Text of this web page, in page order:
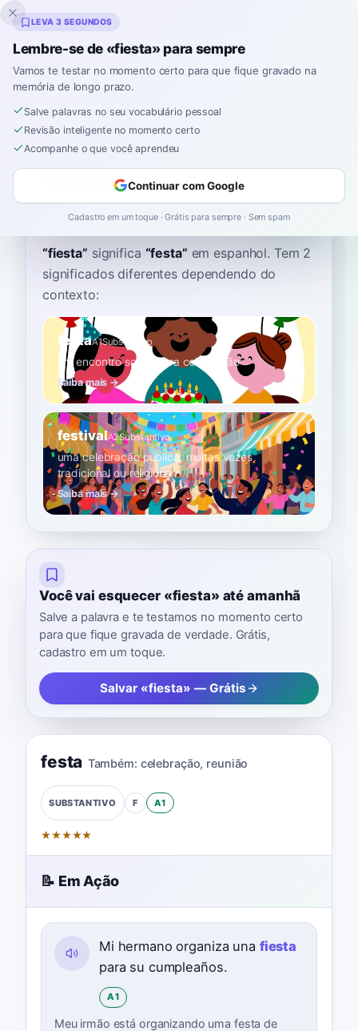
Inklingo
Início›Espanhol›Dicionário›fiesta
fiesta
fyes-tah ˈfjesta
“fiesta” significa “festa” em espanhol. Tem 2
significados diferentes dependendo do
contexto:
festaA1Substantivo
um encontro social para celebração
Saiba mais →
festivalA2Substantivo
uma celebração pública, muitas vezes
tradicional ou religiosa
Saiba mais →
Você vai esquecer «fiesta» até amanhã
Salve a palavra e te testamos no momento certo
para que fique gravada de verdade. Grátis,
cadastro em um toque.
Salvar «fiesta» — Grátis
festa Também: celebração, reunião
SUBSTANTIVO F A1
★★★★★
📝 Em Ação
Mi hermano organiza una fiesta
para su cumpleaños.
A1
Meu irmão está organizando uma festa de
LEVA 3 SEGUNDOS
Lembre-se de «fiesta» para sempre
Vamos te testar no momento certo para que fique gravado na
memória de longo prazo.
Salve palavras no seu vocabulário pessoal
Revisão inteligente no momento certo
Acompanhe o que você aprendeu
Continuar com Google
Cadastro em um toque · Grátis para sempre · Sem spam